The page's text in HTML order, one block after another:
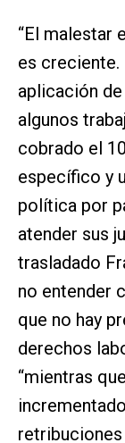
“El malestar
es creciente.
aplicación
algunos
cobrado el
específico y
política por
atender sus
trasladado
no entender
que no hay
derechos
“mientras